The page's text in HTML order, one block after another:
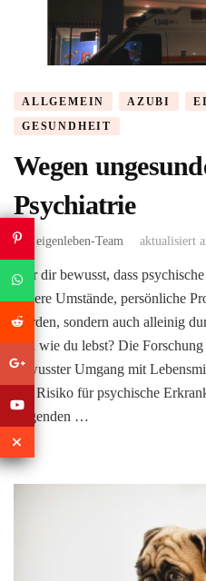
ALLGEMEIN AZUBI
GESUNDHEIT
Wegen
Psychiatrie
von eigenleben-Team aktualisiert
War dir bewusst, dass
äußere Umstände, persönliche
werden, sondern auch alleinig
und wie du lebst? Die
bewusster Umgang mit
das Risiko für psychische
folgenden …